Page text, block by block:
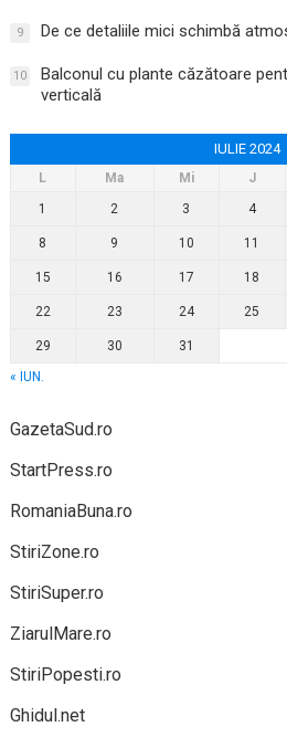
9 De ce detaliile mici schimbă
10
Balconul cu plante căzătoare
verticală
IULIE 2024
L Ma Mi J
1
2 3 4
8 9 10 11
15 16 17 18
22 23 24 25
29 30
31
« IUN.
GazetaSud.ro
StartPress.ro
RomaniaBuna.ro
StiriZone.ro
StiriSuper.ro
ZiarulMare.ro
StiriPopesti.ro
Ghidul.net